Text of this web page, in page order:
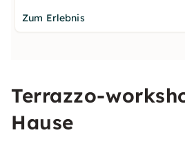
Zum Erlebnis
Terrazzo-
Hause